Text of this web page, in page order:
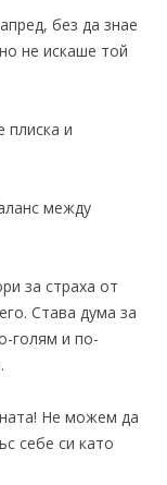
без да знае
не искаше той
плиска и
между
за страха от
Става дума за
голям и по-
Не можем да
себе си като